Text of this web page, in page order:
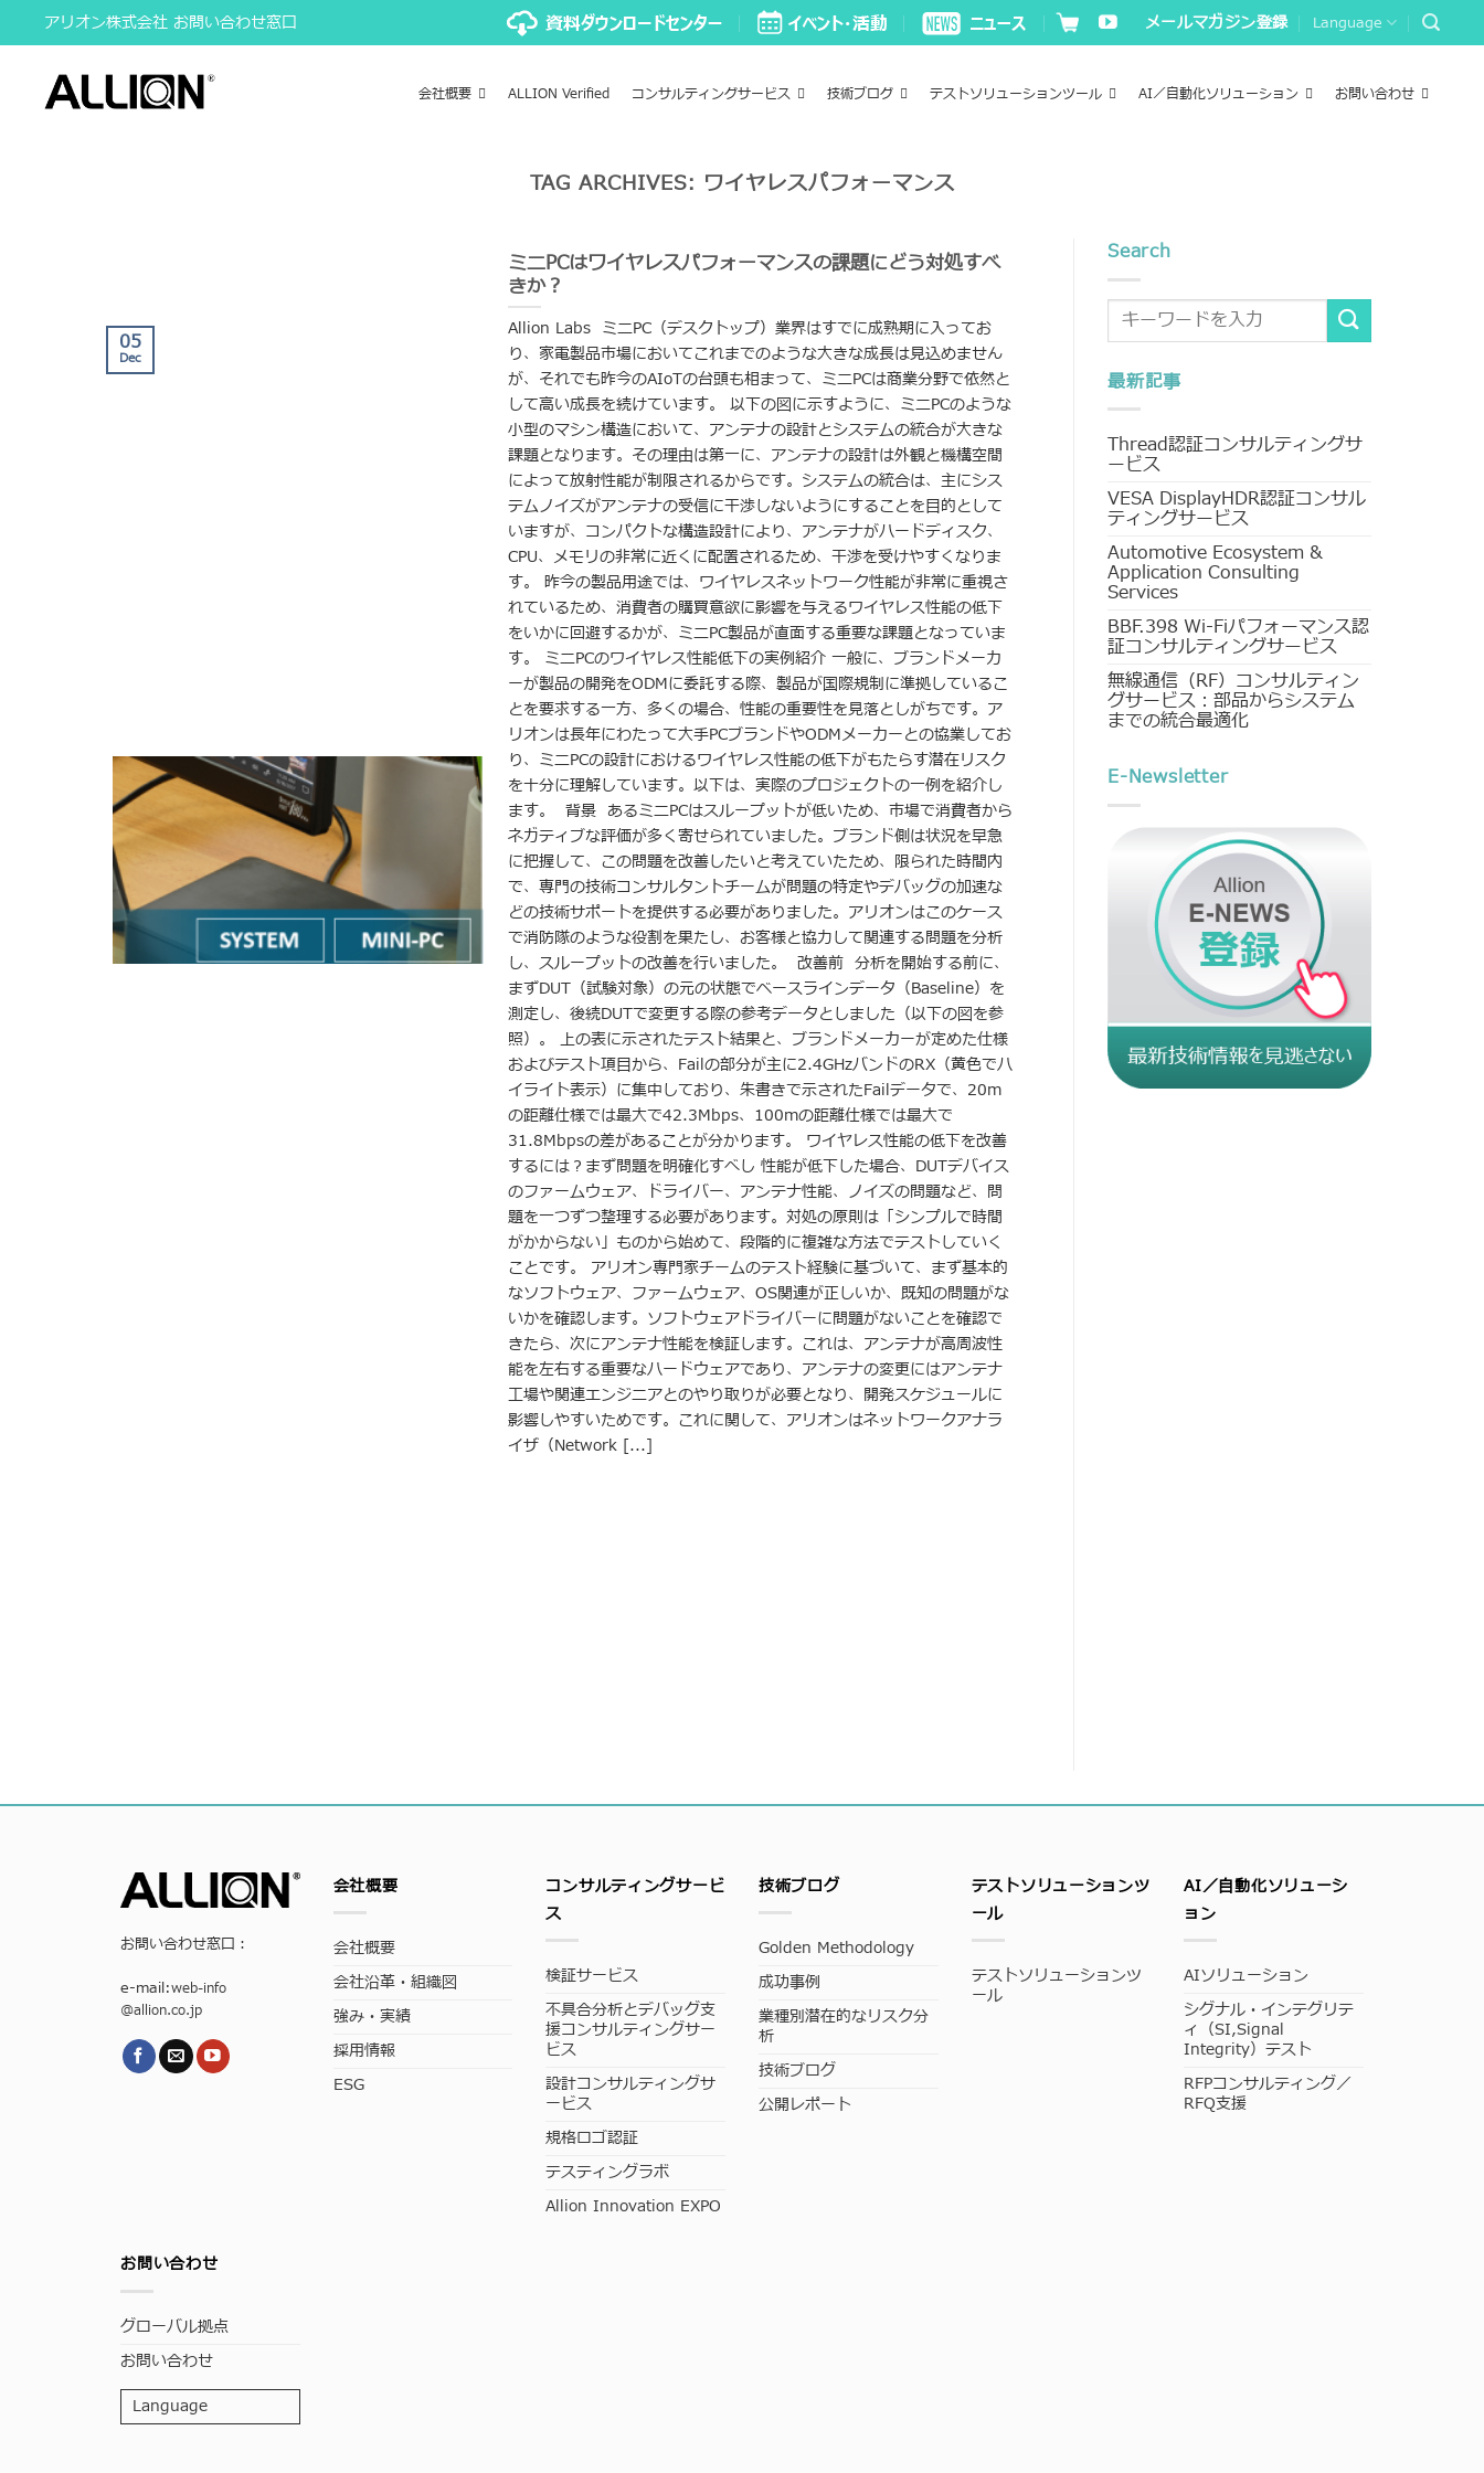
to
content
アリオン株式会社 お問い合わせ窓口 メールマガジン登録 Language
会社概要 ALLION Verified コンサルティングサービス 技術ブログ テストソリューションツール AI／自動化ソリューション お問い合わせ
TAG ARCHIVES: ワイヤレスパフォーマンス
ミニPCはワイヤレスパフォーマンスの課題にどう対処すべ
きか？
Allion Labs ミニPC（デスクトップ）業界はすでに成熟期に入ってお
り、家電製品市場においてこれまでのような大きな成長は見込めません
が、それでも昨今のAIoTの台頭も相まって、ミニPCは商業分野で依然と
して高い成長を続けています。 以下の図に示すように、ミニPCのような
小型のマシン構造において、アンテナの設計とシステムの統合が大きな
課題となります。その理由は第一に、アンテナの設計は外観と機構空間
によって放射性能が制限されるからです。システムの統合は、主にシス
テムノイズがアンテナの受信に干渉しないようにすることを目的として
いますが、コンパクトな構造設計により、アンテナがハードディスク、
CPU、メモリの非常に近くに配置されるため、干渉を受けやすくなりま
す。 昨今の製品用途では、ワイヤレスネットワーク性能が非常に重視さ
れているため、消費者の購買意欲に影響を与えるワイヤレス性能の低下
をいかに回避するかが、ミニPC製品が直面する重要な課題となっていま
す。 ミニPCのワイヤレス性能低下の実例紹介 一般に、ブランドメーカ
ーが製品の開発をODMに委託する際、製品が国際規制に準拠しているこ
とを要求する一方、多くの場合、性能の重要性を見落としがちです。ア
リオンは長年にわたって大手PCブランドやODMメーカーとの協業してお
り、ミニPCの設計におけるワイヤレス性能の低下がもたらす潜在リスク
を十分に理解しています。以下は、実際のプロジェクトの一例を紹介し
ます。 背景 あるミニPCはスループットが低いため、市場で消費者から
ネガティブな評価が多く寄せられていました。ブランド側は状況を早急
に把握して、この問題を改善したいと考えていたため、限られた時間内
で、専門の技術コンサルタントチームが問題の特定やデバッグの加速な
どの技術サポートを提供する必要がありました。アリオンはこのケース
で消防隊のような役割を果たし、お客様と協力して関連する問題を分析
し、スループットの改善を行いました。 改善前 分析を開始する前に、
まずDUT（試験対象）の元の状態でベースラインデータ（Baseline）を
測定し、後続DUTで変更する際の参考データとしました（以下の図を参
照）。 上の表に示されたテスト結果と、ブランドメーカーが定めた仕様
およびテスト項目から、Failの部分が主に2.4GHzバンドのRX（黄色でハ
イライト表示）に集中しており、朱書きで示されたFailデータで、20m
の距離仕様では最大で42.3Mbps、100mの距離仕様では最大で
31.8Mbpsの差があることが分かります。 ワイヤレス性能の低下を改善
するには？まず問題を明確化すべし 性能が低下した場合、DUTデバイス
のファームウェア、ドライバー、アンテナ性能、ノイズの問題など、問
題を一つずつ整理する必要があります。対処の原則は「シンプルで時間
がかからない」ものから始めて、段階的に複雑な方法でテストしていく
ことです。 アリオン専門家チームのテスト経験に基づいて、まず基本的
なソフトウェア、ファームウェア、OS関連が正しいか、既知の問題がな
いかを確認します。ソフトウェアドライバーに問題がないことを確認で
きたら、次にアンテナ性能を検証します。これは、アンテナが高周波性
能を左右する重要なハードウェアであり、アンテナの変更にはアンテナ
工場や関連エンジニアとのやり取りが必要となり、開発スケジュールに
影響しやすいためです。これに関して、アリオンはネットワークアナラ
イザ（Network [...]
05
Dec
Search
最新記事
Thread認証コンサルティングサ
ービス
VESA DisplayHDR認証コンサル
ティングサービス
Automotive Ecosystem &
Application Consulting
Services
BBF.398 Wi-Fiパフォーマンス認
証コンサルティングサービス
無線通信（RF）コンサルティン
グサービス：部品からシステム
までの統合最適化
E-Newsletter
お問い合わせ窓口：
e-mail:web-info
@allion.co.jp
会社概要
会社概要
会社沿革・組織図
強み・実績
採用情報
ESG
コンサルティングサービ
ス
検証サービス
不具合分析とデバッグ支
援コンサルティングサー
ビス
設計コンサルティングサ
ービス
規格ロゴ認証
テスティングラボ
Allion Innovation EXPO
技術ブログ
Golden Methodology
成功事例
業種別潜在的なリスク分
析
技術ブログ
公開レポート
テストソリューションツ
ール
テストソリューションツ
ール
AI／自動化ソリューシ
ョン
AIソリューション
シグナル・インテグリテ
ィ（SI,Signal
Integrity）テスト
RFPコンサルティング／
RFQ支援
お問い合わせ
グローバル拠点
お問い合わせ
Language